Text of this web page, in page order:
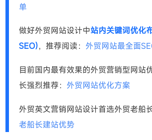
单
做好外贸网站设计中站内关键词优化
SEO)，推荐阅读： 外贸网站最全面
目前国内最有效果的外贸营销型网站
长强烈推荐： 外贸网站优化方案
外贸英文营销网站设计首选外贸老船
老船长建站优势